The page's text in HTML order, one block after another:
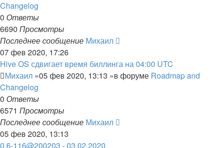
Changelog
0 Ответы
6690 Просмотры
Последнее сообщение Михаил
07 фев 2020, 17:26
Hive OS сдвигает время биллинга на 04:00 UTC
Михаил »05 фев 2020, 13:13 »в форуме Roadmap and
Changelog
0 Ответы
6571 Просмотры
Последнее сообщение Михаил
05 фев 2020, 13:13
0.6-116@200203 - 03.02.2020